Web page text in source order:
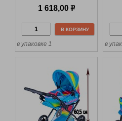
1 618,00 р
В КОРЗИНУ
в упаковке 1 в